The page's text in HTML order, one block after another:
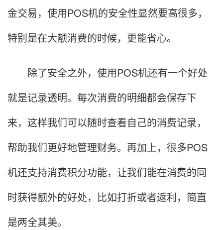
金交易，使用POS机的安全性显然要高很多，
特别是在大额消费的时候，更能省心。
除了安全之外，使用POS机还有一个好处
就是记录透明。每次消费的明细都会保存下
来，这样我们可以随时查看自己的消费记录，
帮助我们更好地管理财务。再加上，很多POS
机还支持消费积分功能，让我们能在消费的同
时获得额外的好处，比如打折或者返利，简直
是两全其美。